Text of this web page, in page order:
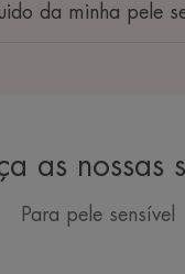
da minha pele
as nossas
Para pele sensível